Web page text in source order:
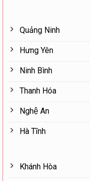
Quảng Ninh
Hưng Yên
Ninh Bình
Thanh Hóa
Nghệ An
Hà Tĩnh
Khánh Hòa